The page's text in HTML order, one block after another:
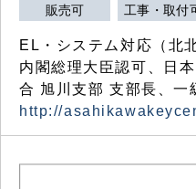
販売可 工事・取付
EL・システム対応（北
内閣総理大臣認可、日
合 旭川支部 支部長、一
http://